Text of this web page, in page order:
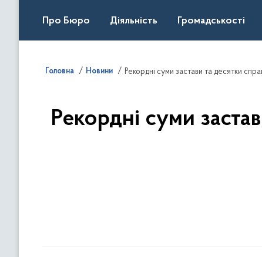
Про Бюро Діяльність Громадськості
Головна Новини Рекордні суми застави та десятки
Рекордні суми